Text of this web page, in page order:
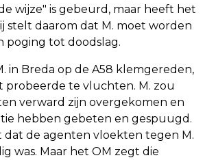
wijze" is gebeurd, maar heeft het
stelt daarom dat M. moet worden
poging tot doodslag.
in Breda op de A58 klemgereden,
probeerde te vluchten. M. zou
verward zijn overgekomen en
hebben gebeten en gespuugd.
dat de agenten vloekten tegen M.
was. Maar het OM zegt die